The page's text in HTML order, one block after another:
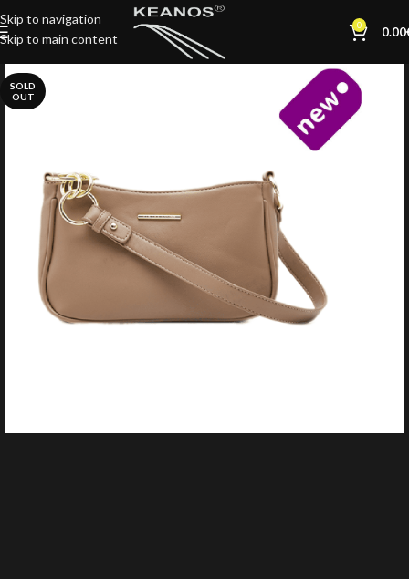
Skip to navigation
Skip to main content
0 0.00
SOLD
OUT